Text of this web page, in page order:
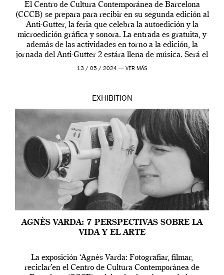
El Centro de Cultura Contemporánea de Barcelona
(CCCB) se prepara para recibir en su segunda edición al
Anti-Gutter, la feria que celebra la autoedición y la
microedición gráfica y sonora. La entrada es gratuita, y
además de las actividades en torno a la edición, la
jornada del Anti-Gutter 2 estára llena de música. Será el
[…]
13 / 05 / 2024 — VER MÁS
EXHIBITION
AGNÈS VARDA: 7 PERSPECTIVAS SOBRE LA
VIDA Y EL ARTE
La exposición ‘Agnès Varda: Fotografiar, filmar,
reciclar’en el Centro de Cultura Contemporánea de